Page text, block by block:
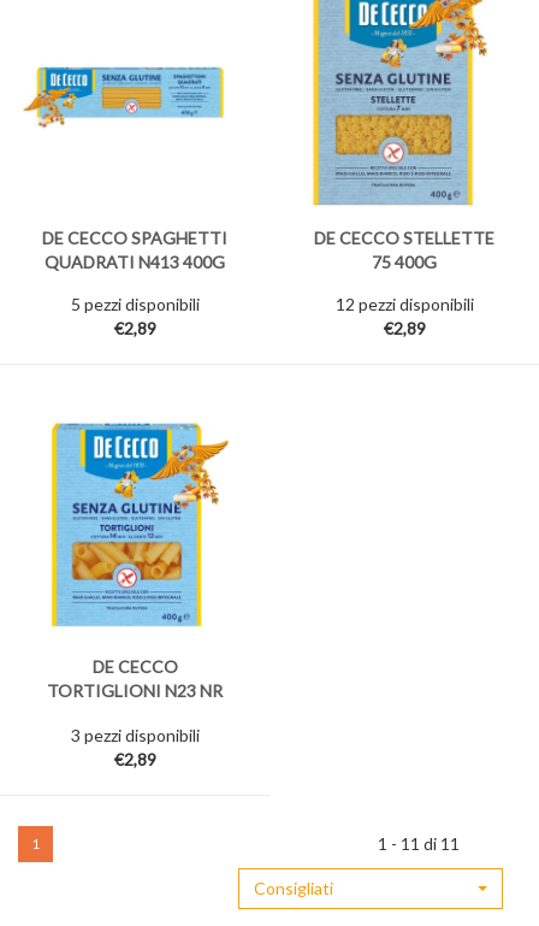
DE CECCO SPAGHETTI
QUADRATI N413 400G
5 pezzi disponibili
€2,89
DE CECCO STELLETTE
75 400G
12 pezzi disponibili
€2,89
DE CECCO
TORTIGLIONI N23 NR
3 pezzi disponibili
€2,89
1 1 - 11 di 11
Consigliati